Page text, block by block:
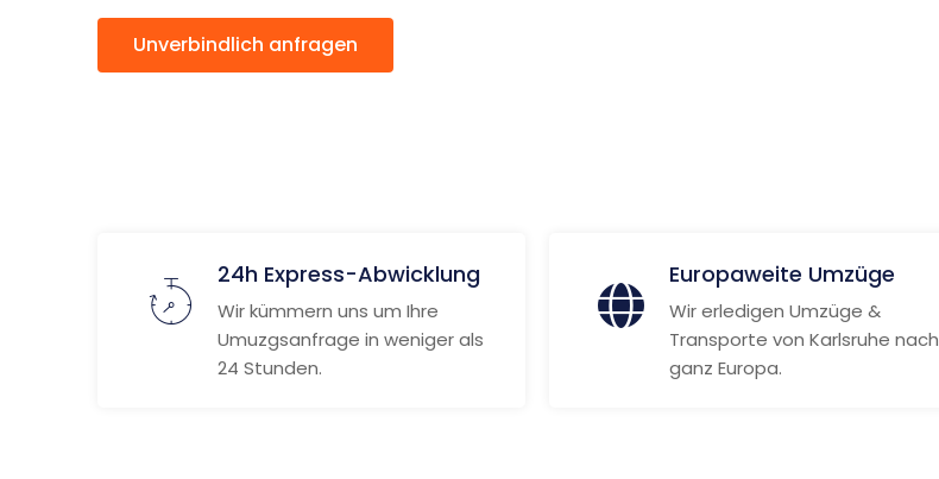
Unverbindlich anfragen
24h Express-Abwicklung
Wir kümmern uns um Ihre
Umuzgsanfrage in weniger als
24 Stunden.
Europaweite Umzüge
Wir erledigen Umzüge &
Transporte von Karlsruhe nach
ganz Europa.